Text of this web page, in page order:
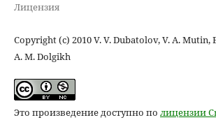
Лицензия
Copyright (c) 2010 V. V. Dubatolov, V. A. Mutin,
A. M. Dolgikh
Это произведение доступно по лицензии